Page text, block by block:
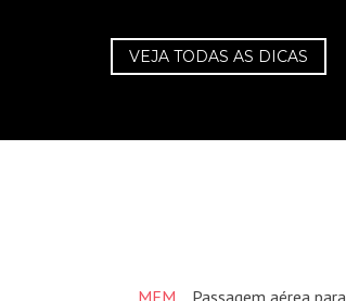
VEJA TODAS AS DICAS
MFM Passagem aérea para